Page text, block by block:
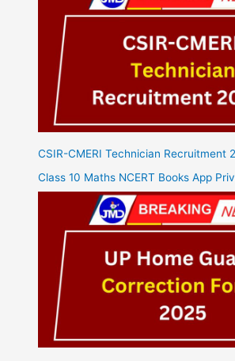
CSIR-CMERI Technician Recruitment
Class 10 Maths NCERT Books App